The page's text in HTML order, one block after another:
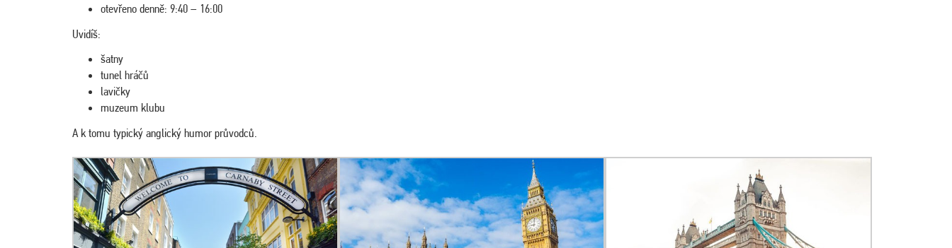
otevřeno denně: 9:40 – 16:00
Uvidíš:
šatny
tunel hráčů
lavičky
muzeum klubu
A k tomu typický anglický humor průvodců.